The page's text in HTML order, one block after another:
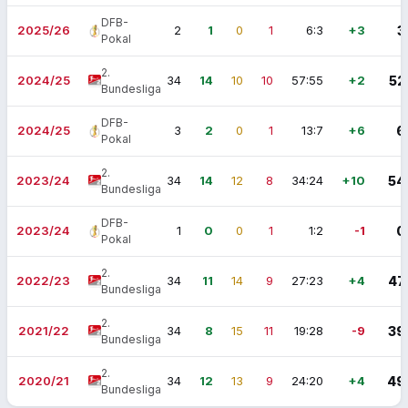
2025/26
DFB-
Pokal
2 1 0 1 6:3 +3 3
2024/25
2.
Bundesliga
34 14 10 10 57:55 +2 52
2024/25
DFB-
Pokal
3 2 0 1 13:7 +6 6
2023/24
2.
Bundesliga
34 14 12 8 34:24 +10 54
2023/24
DFB-
Pokal
1 0 0 1 1:2 -1 0
2022/23
2.
Bundesliga
34 11 14 9 27:23 +4 47
2021/22
2.
Bundesliga
34 8 15 11 19:28 -9 39
2020/21
2.
Bundesliga
34 12 13 9 24:20 +4 49